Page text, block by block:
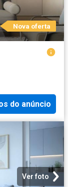
Nova oferta
do anúncio
Ver foto